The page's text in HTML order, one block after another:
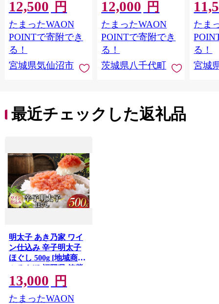
格外 不揃い さけ サケ
鮭切身 シャケ 切り身
冷凍 家庭用 おかず 弁
当 支援 サーモン 銀鮭
切り身 魚 わけあり
12,500 円
たまったWAON
POINTで寄附でき
る！
宮城県気仙沼市
レ・山椒付き ウナギ
鰻 ふぞろい 不揃い う
な重 ひつまぶし 人気
茨城 八千代町 ふるさ
と納税 冷凍 [SF951ya]
12,000 円
たまったWAON
POINTで寄附でき
る！
茨城県八千代町
お刺し
生 生
鮭 銀
介
たま
る！
宮城
最近チェックした返礼品
明太子 あき乃家 ワイ
ン仕込み 辛子明太子
ほぐし 500g [地域商社
ふるさぽ 福岡県 筑紫
野市 21761452] めんた
いこ からし明太子 辛
子めんたいこ 冷凍 福
13,000 円
たまったWAON